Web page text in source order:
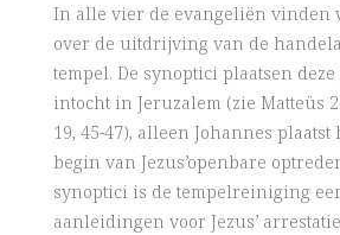
In alle vier de evangeliën vinden
over de uitdrijving van de
tempel. De synoptici plaatsen deze
intocht in Jeruzalem (zie Matteüs
19, 45-47), alleen Johannes
begin van Jezus’openbare
synoptici is de tempelreiniging
aanleidingen voor Jezus’